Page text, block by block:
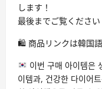
します！
最後までご覧くださ
🛍 商品リンクは韓国
이번 구매 아이템은
이템과, 건강한 다이어